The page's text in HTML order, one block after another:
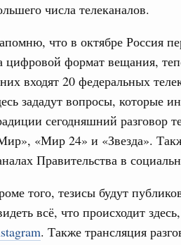
числа телеканалов.
что в октябре Россия
цифровой формат вещания,
входят 20 федеральных
зададут вопросы, которые
сегодняшний разговор
«Мир 24» и «Звезда».
Правительства в
того, тезисы будут
всё, что происходит
. Также трансляция
провёл заседание
лучших
технологий
и Сергей Кравцов
с победой на
Ярославскую
субъектов Федерации.